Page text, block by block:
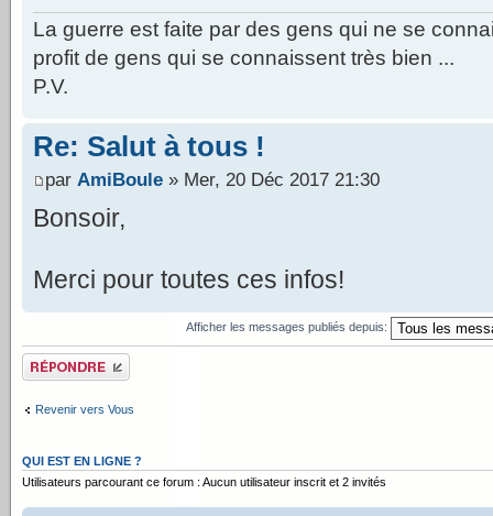
La guerre est faite par des gens qui ne se
profit de gens qui se connaissent très bien ...
P.V.
Re: Salut à tous !
par AmiBoule » Mer, 20 Déc 2017 21:30
Bonsoir,
Merci pour toutes ces infos!
Afficher les messages publiés depuis:
Publier une réponse
Revenir vers Vous
QUI EST EN LIGNE ?
Utilisateurs parcourant ce forum : Aucun utilisateur inscrit et 2 invités